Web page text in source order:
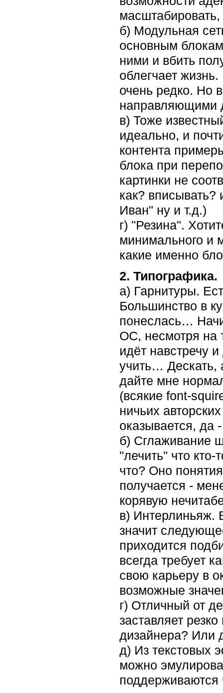
масштабировать,
б) Модульная
основным
ними и вбить
облегчает
очень редко. Но
направляющими
в) Тоже
идеально, и
контента
блока при
картинки не
как?
Иван" ну и т.д.)
г) "Резина".
минимального и
какие именно
2. Типографика.
а) Гарнитуры.
Большинство в
понеслась…
ОС, несмотря на
идёт навстречу
учить… Дескать,
дайте мне
(всякие font-
ничьих
оказывается, да
б) Сглаживание
"лечить" что
что? Оно
получается -
корявую
в) Интерлиньяж.
значит
приходится
всегда требует
свою карьеру в
возможные
г) Отличный от
заставляет
дизайнера? Или
д) Из текстовых
можно
поддерживаются